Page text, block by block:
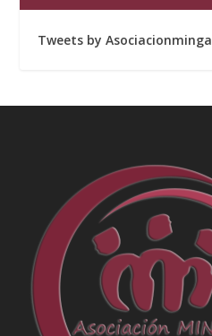
Tweets by Asociacionminga